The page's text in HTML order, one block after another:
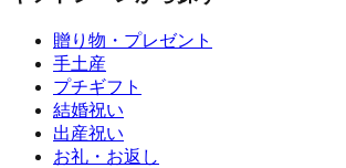
贈り物・プレゼント
手土産
プチギフト
結婚祝い
出産祝い
お礼・お返し